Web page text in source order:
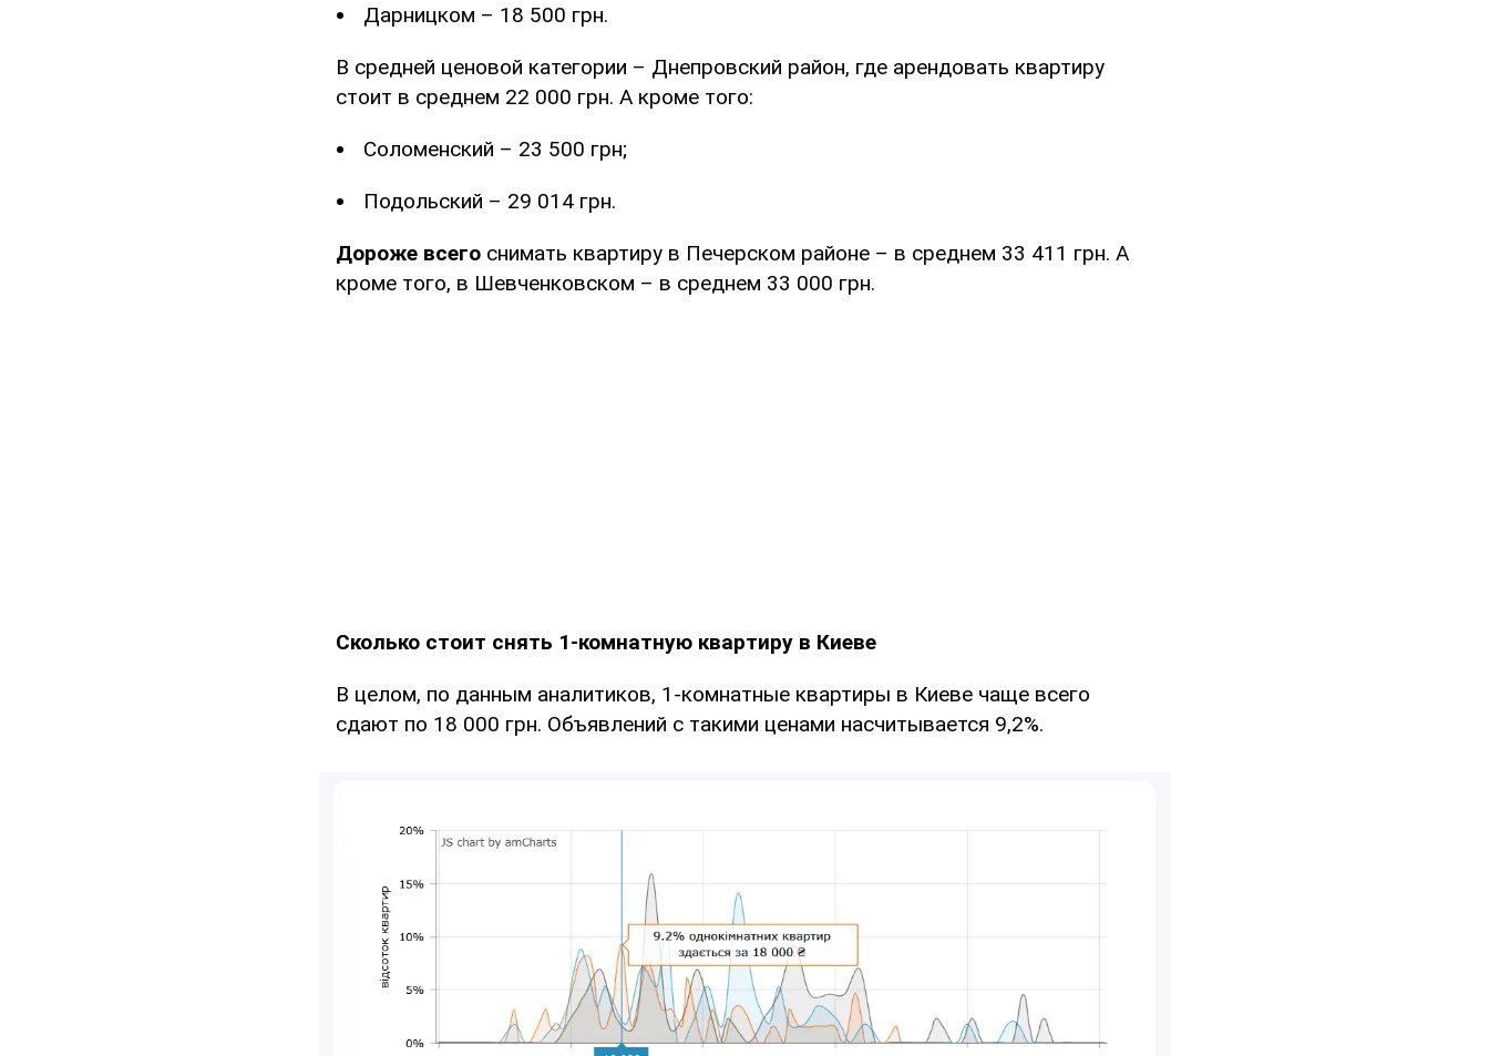
Дарницком – 18 500 грн.
В средней ценовой категории – Днепровский район, где арендовать квартиру
стоит в среднем 22 000 грн. А кроме того:
Соломенский – 23 500 грн;
Подольский – 29 014 грн.
Дороже всего снимать квартиру в Печерском районе – в среднем 33 411 грн. А
кроме того, в Шевченковском – в среднем 33 000 грн.
Сколько стоит снять 1-комнатную квартиру в Киеве
В целом, по данным аналитиков, 1-комнатные квартиры в Киеве чаще всего
сдают по 18 000 грн. Объявлений с такими ценами насчитывается 9,2%.